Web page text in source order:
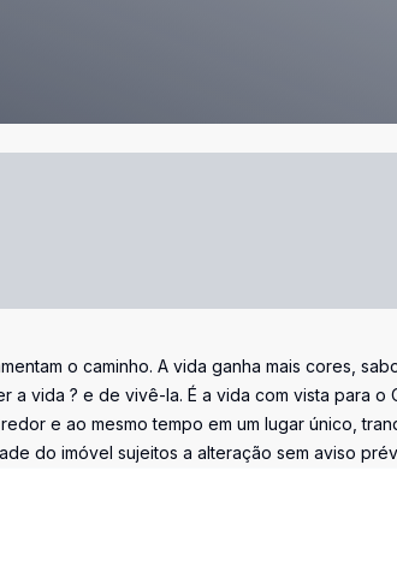
o caminho. A vida ganha mais cores,
vida ? e de vivê-la. É a vida com vista para o
e ao mesmo tempo em um lugar único,
do imóvel sujeitos a alteração sem aviso